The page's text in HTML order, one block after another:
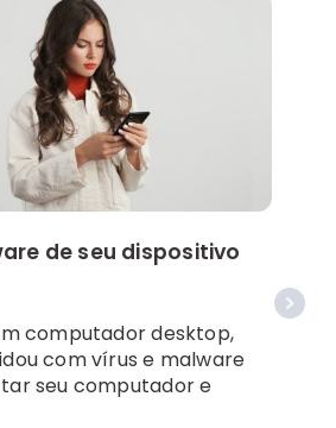
de seu dispositivo
computador desktop,
com vírus e malware
seu computador e